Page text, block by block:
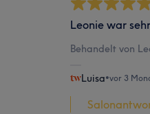
Leonie war
Behandelt von
Luisa•vor 3